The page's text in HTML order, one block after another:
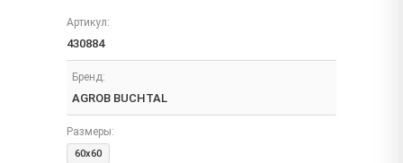
Артикул:
430884
Бренд:
AGROB BUCHTAL
Размеры:
60x60